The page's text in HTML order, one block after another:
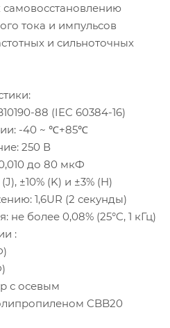
тока и импульсов
и сильноточных
88 (IEC 60384-16)
-40 ~ ℃+85℃
250 В
до 80 мкФ
±10% (K) и ±3% (H)
1,6UR (2 секунды)
более 0,08% (25°C, 1 кГц)
:
с осевым
CBB20